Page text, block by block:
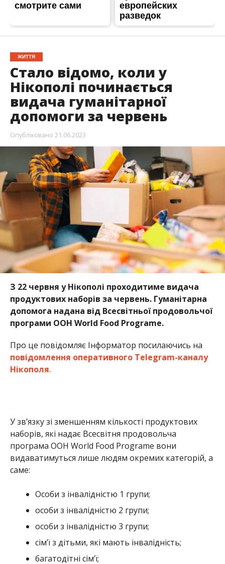
ЖИТТЯ
Стало відомо, коли у
Нікополі починається
видача гуманітарної
допомоги за червень
Опубліковано 21.06.2023
З 22 червня у Нікополі проходитиме видача
продуктових наборів за червень. Гуманітарна
допомога надана від Всесвітньої продовольчої
програми ООН World Food Programe.
Про це повідомляє Інформатор посилаючись на
повідомлення оперативного Telegram-каналу
Нікополя.
У зв’язку зі зменшенням кількості продуктових
наборів, які надає Всесвітня продовольча
програма ООН World Food Programe вони
видаватимуться лише людям окремих категорій, а
саме:
Особи з інвалідністю 1 групи;
особи з інвалідністю 2 групи;
особи з інвалідністю 3 групи;
сім’ї з дітьми, які мають інвалідність;
багатодітні сім’ї;